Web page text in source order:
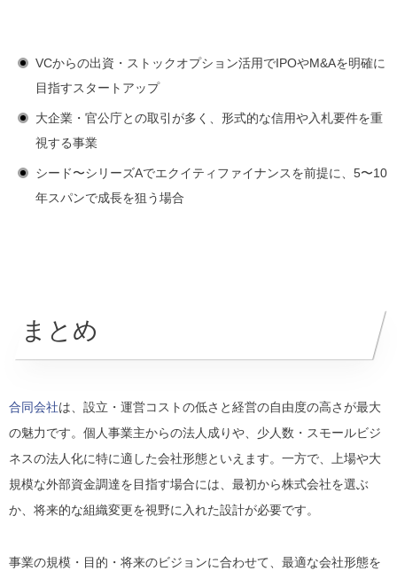
VCからの出資・ストックオプション活用でIPOやM&Aを明確に
目指すスタートアップ
大企業・官公庁との取引が多く、形式的な信用や入札要件を重
視する事業
シード〜シリーズAでエクイティファイナンスを前提に、5〜10
年スパンで成長を狙う場合
まとめ
合同会社は、設立・運営コストの低さと経営の自由度の高さが最大
の魅力です。個人事業主からの法人成りや、少人数・スモールビジ
ネスの法人化に特に適した会社形態といえます。一方で、上場や大
規模な外部資金調達を目指す場合には、最初から株式会社を選ぶ
か、将来的な組織変更を視野に入れた設計が必要です。
事業の規模・目的・将来のビジョンに合わせて、最適な会社形態を